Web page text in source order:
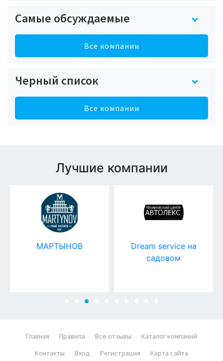
Самые обсуждаемые
Все компании
Черный список
Все компании
Лучшие компании
МАРТЫНОВ
Dream service на
садовом
Главная Правила Все отзывы
Каталог компаний
Контакты
Вход Регистрация Карта сайта